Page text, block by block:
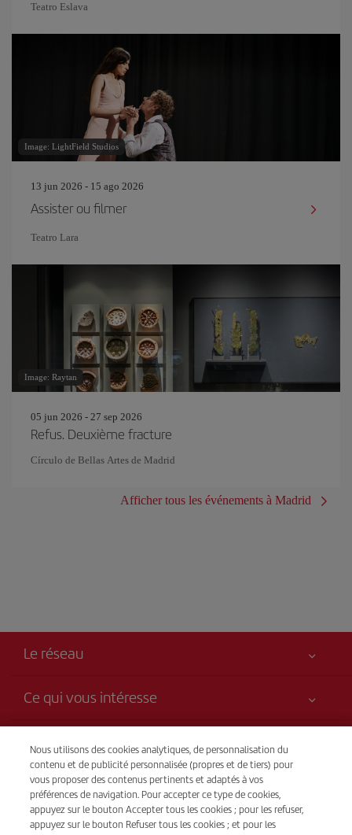
Teatro Eslava
Image: LightField Studios
13 jun 2026 - 15 ago 2026
Assister ou filmer
Teatro Lara
Image: Raytan
05 jun 2026 - 27 sep 2026
Refus. Deuxième fracture
Círculo de Bellas Artes de Madrid
Afficher tous les événements à Madrid
Le réseau
Ce qui vous intéresse
Votre sécurité est notre priorité
Accessibilité
Engagement de service
Plan du site
Durabilité
Iberia c’est aussi
Nouveautés et actualités
Groupe Iberia
Actionnaires et investisseurs
Transparence
Avis légal
Vente para téléphone
Nous utilisons des cookies analytiques, de personnalisation du
contenu et de publicité personnalisée (propres et de tiers) pour
vous proposer des contenus pertinents et adaptés à vos
préférences de navigation. Pour accepter ce type de cookies,
appuyez sur le bouton Accepter tous les cookies ; pour les refuser,
appuyez sur le bouton Refuser tous les cookies ; et pour les